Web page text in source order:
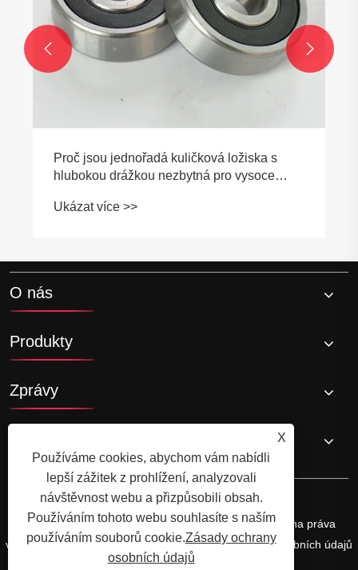
 
O nás
Produkty
Zprávy
Copyright © 2025 Cixi Hengji Bearing Co., Ltd. Všechna práva
vyhrazena.Links Sitemap RSS XML Zásady ochrany osobních údajů
X
Používáme cookies, abychom vám nabídli
lepší zážitek z prohlížení, analyzovali
návštěvnost webu a přizpůsobili obsah.
Používáním tohoto webu souhlasíte s naším
používáním souborů cookie.Zásady ochrany
osobních údajů